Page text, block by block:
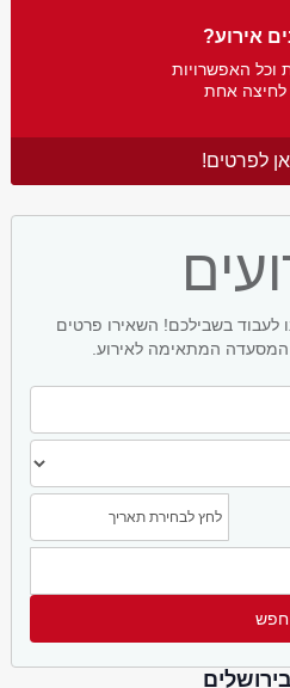
אירוע?
וכל האפשרויות
אחת
לפרטים!
לעבוד בשבילכם! השאירו פרטים
המתאימה לאירוע.